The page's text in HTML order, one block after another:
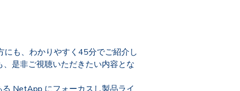
も、わかりやすく45分でご紹介し
是非ご視聴いただきたい内容とな